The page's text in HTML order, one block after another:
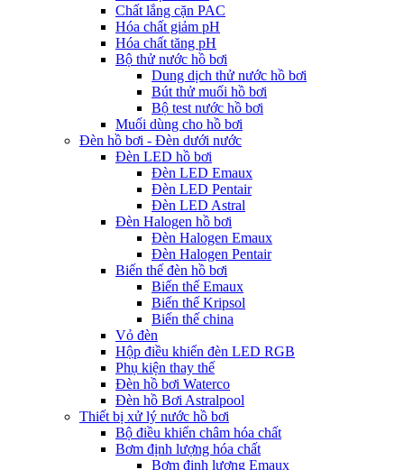
Chất lắng cặn PAC
Hóa chất giảm pH
Hóa chất tăng pH
Bộ thử nước hồ bơi
Dung dịch thử nước hồ bơi
Bút thử muối hồ bơi
Bộ test nước hồ bơi
Muối dùng cho hồ bơi
Đèn hồ bơi - Đèn dưới nước
Đèn LED hồ bơi
Đèn LED Emaux
Đèn LED Pentair
Đèn LED Astral
Đèn Halogen hồ bơi
Đèn Halogen Emaux
Đèn Halogen Pentair
Biến thế đèn hồ bơi
Biến thế Emaux
Biến thế Kripsol
Biến thế china
Vỏ đèn
Hộp điều khiển đèn LED RGB
Phụ kiện thay thế
Đèn hồ bơi Waterco
Đèn hồ Bơi Astralpool
Thiết bị xử lý nước hồ bơi
Bộ điều khiển châm hóa chất
Bơm định lượng hóa chất
Bơm định lượng Emaux